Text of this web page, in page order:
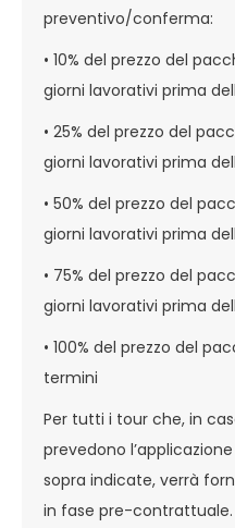
preventivo/conferma:
• 10% del prezzo del
giorni lavorativi prima
• 25% del prezzo del
giorni lavorativi prima
• 50% del prezzo del
giorni lavorativi prima
• 75% del prezzo del
giorni lavorativi prima
• 100% del prezzo del
termini
Per tutti i tour che, in
prevedono
sopra indicate, verrà
in fase pre-